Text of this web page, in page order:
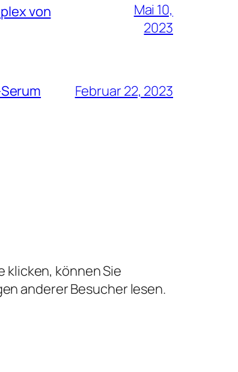
von
Mai 10,
2023
Februar 22, 2023
klicken, können Sie
anderer Besucher lesen.